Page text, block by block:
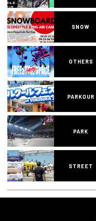
SNOW
OTHERS
PARKOUR
PARK
STREET